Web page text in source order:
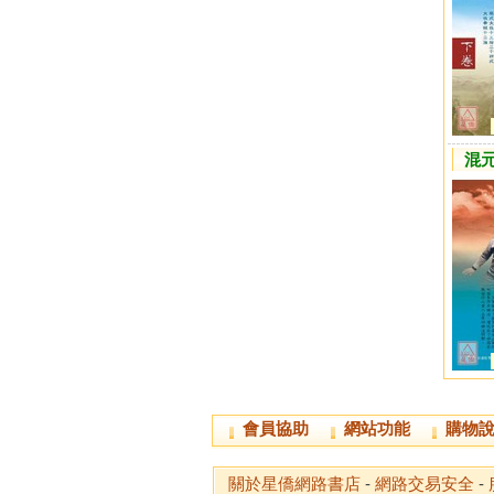
混
會員協助 網站功能 購物
關於星僑網路書店 - 網路交易安全 -